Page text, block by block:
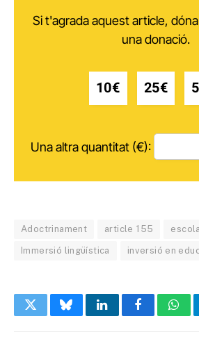
Si t'agrada aquest article,
una donació.
10€ 25€
Una altra quantitat (€):
Adoctrinament article 155
Immersió lingüística inversió en
TwitterBlueskyLinkedInFacebook